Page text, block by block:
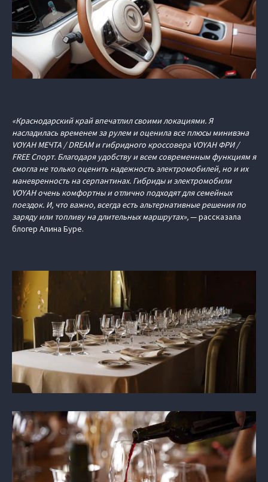
«Краснодарский край впечатлил своими локациями. Я
насладилась временем за рулем и оценила все плюсы минивэна
VOYAH МЕЧТА / DREAM и гибридного кроссовера VOYAH ФРИ /
FREE Спорт. Благодаря удобству и всем современным функциям я
смогла не только оценить надежность электромобилей, но и их
маневренность на серпантинах. Гибриды и электромобили
VOYAH очень комфортны и отлично подходят для семейных
поездок. И, что важно, всегда есть альтернативные решения по
заряду или топливу на длительных маршрутах»,— рассказала
блогер Алина Буре.